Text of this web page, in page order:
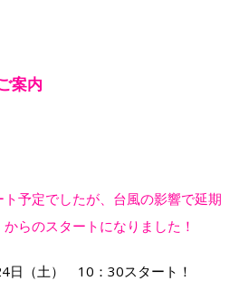
案内
予定でしたが、台風の影響で延期
らのスタートになりました！
日（土） 10：30スタート！